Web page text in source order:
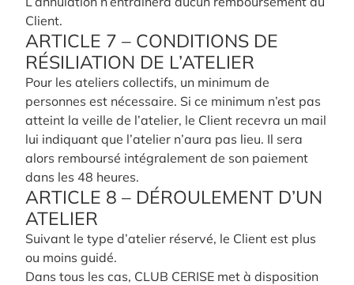
Client.
ARTICLE 7 – CONDITIONS DE
RÉSILIATION DE L’ATELIER
Pour les ateliers collectifs, un minimum de
personnes est nécessaire. Si ce minimum n’est pas
atteint la veille de l’atelier, le Client recevra un mail
lui indiquant que l’atelier n’aura pas lieu. Il sera
alors remboursé intégralement de son paiement
dans les 48 heures.
ARTICLE 8 – DÉROULEMENT D’UN
ATELIER
Suivant le type d’atelier réservé, le Client est plus
ou moins guidé.
Dans tous les cas, CLUB CERISE met à disposition